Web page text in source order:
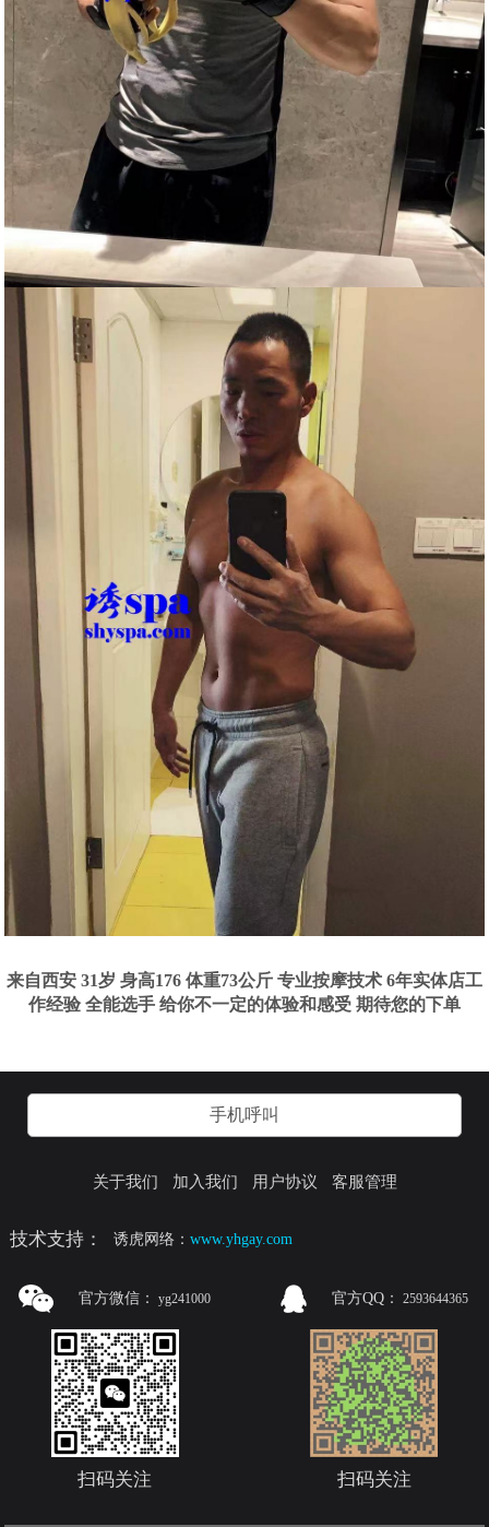
来自西安 31岁 身高176 体重73公斤 专业按摩技术 6年实体店工
作经验 全能选手 给你不一定的体验和感受 期待您的下单
手机呼叫
关于我们 加入我们 用户协议 客服管理
技术支持： 诱虎网络：www.yhgay.com
官方微信： yg241000
扫码关注
官方QQ： 2593644365
扫码关注